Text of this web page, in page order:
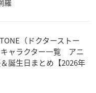
羅
（ドクターストー
ャラクター一覧 アニ
誕生日まとめ【2026年